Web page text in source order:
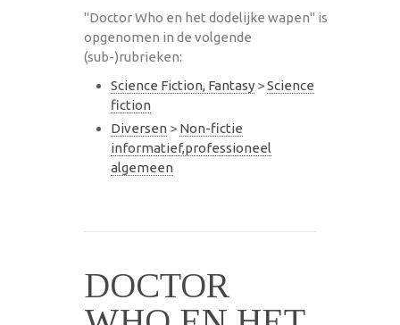
"Doctor Who en het dodelijke wapen" is
opgenomen in de volgende
(sub-)rubrieken:
Science Fiction, Fantasy >Science
fiction
Diversen > Non-fictie
informatief,professioneel
algemeen
DOCTOR